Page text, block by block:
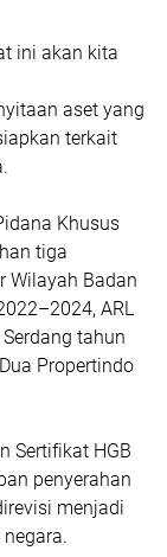
ini akan kita
aset yang
terkait
Khusus
tiga
Wilayah Badan
ARL
tahun
Propertindo
Sertifikat HGB
penyerahan
menjadi